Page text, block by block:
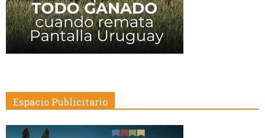
Espacio Publicitario